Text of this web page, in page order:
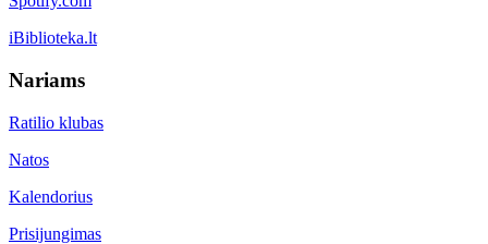
iBiblioteka.lt
Nariams
Ratilio klubas
Natos
Kalendorius
Prisijungimas